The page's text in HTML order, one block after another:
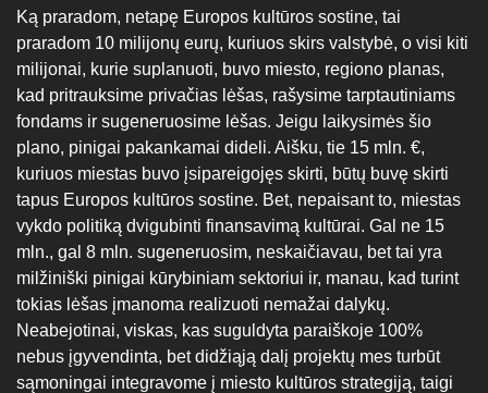
Ką praradom, netapę Europos kultūros sostine, tai
praradom 10 milijonų eurų, kuriuos skirs valstybė, o visi kiti
milijonai, kurie suplanuoti, buvo miesto, regiono planas,
kad pritrauksime privačias lėšas, rašysime tarptautiniams
fondams ir sugeneruosime lėšas. Jeigu laikysimės šio
plano, pinigai pakankamai dideli. Aišku, tie 15 mln. €,
kuriuos miestas buvo įsipareigojęs skirti, būtų buvę skirti
tapus Europos kultūros sostine. Bet, nepaisant to, miestas
vykdo politiką dvigubinti finansavimą kultūrai. Gal ne 15
mln., gal 8 mln. sugeneruosim, neskaičiavau, bet tai yra
milžiniški pinigai kūrybiniam sektoriui ir, manau, kad turint
tokias lėšas įmanoma realizuoti nemažai dalykų.
Neabejotinai, viskas, kas suguldyta paraiškoje 100%
nebus įgyvendinta, bet didžiąją dalį projektų mes turbūt
sąmoningai integravome į miesto kultūros strategiją, taigi